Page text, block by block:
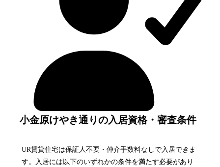
小金原けやき通りの入居資格・審査条件
UR賃貸住宅は保証人不要・仲介手数料なしで入居できま
す。入居には以下のいずれかの条件を満たす必要があり